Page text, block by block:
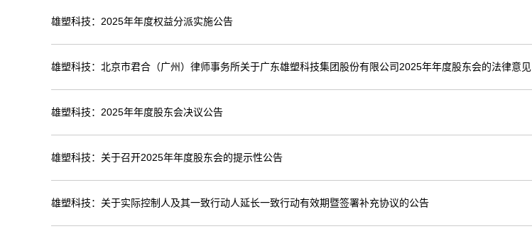
雄塑科技：2025年年度权益分派实施公告
雄塑科技：北京市君合（广州）律师事务所关于广东雄塑科技集团股份有限公司2025年年度股东会的法律意见
雄塑科技：2025年年度股东会决议公告
雄塑科技：关于召开2025年年度股东会的提示性公告
雄塑科技：关于实际控制人及其一致行动人延长一致行动有效期暨签署补充协议的公告